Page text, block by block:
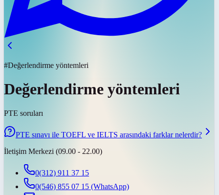
#Değerlendirme yöntemleri
Değerlendirme yöntemleri
PTE soruları
PTE sınavı ile TOEFL ve IELTS arasındaki farklar nelerdir?
İletişim Merkezi (09.00 - 22.00)
0(312) 911 37 15
0(546) 855 07 15 (WhatsApp)